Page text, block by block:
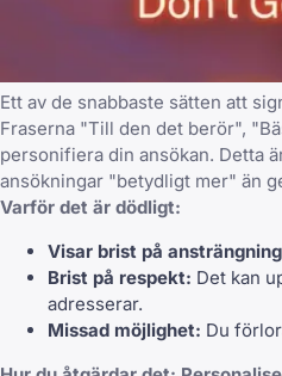
Ett av de snabbaste sätten att
Fraserna "Till den det berör",
personifiera din ansökan. Detta
ansökningar "betydligt mer" än
Varför det är dödligt:
Visar brist på
Brist på respekt: Det kan
adresserar.
Missad möjlighet: Du